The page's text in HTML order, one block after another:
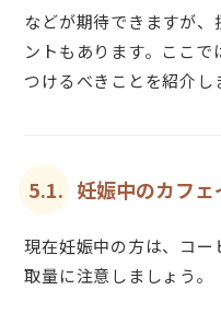
などが期待できますが
ントもあります。ここ
つけるべきことを紹介し
5.1. 妊娠中のカフ
現在妊娠中の方は、コ
取量に注意しましょう。